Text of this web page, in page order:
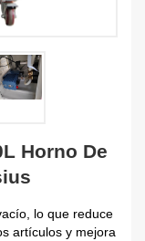
Horno De
lo que reduce
artículos y mejora